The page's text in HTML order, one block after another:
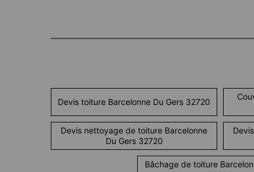
Devis toiture Barcelonne Du Gers 32720
Devis nettoyage de toiture Barcelonne
Du Gers 32720
Bâchage de toiture